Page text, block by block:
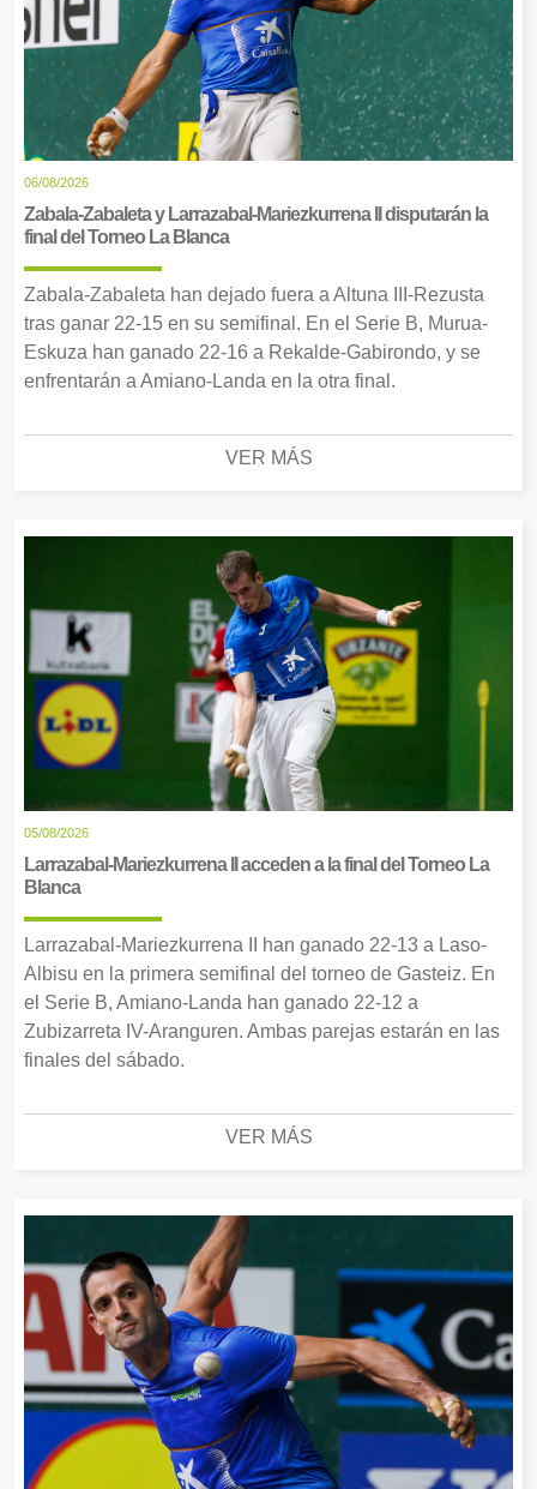
06/08/2026
Zabala-Zabaleta y Larrazabal-Mariezkurrena II disputarán la
final del Torneo La Blanca
Zabala-Zabaleta han dejado fuera a Altuna III-Rezusta
tras ganar 22-15 en su semifinal. En el Serie B, Murua-
Eskuza han ganado 22-16 a Rekalde-Gabirondo, y se
enfrentarán a Amiano-Landa en la otra final.
VER MÁS
05/08/2026
Larrazabal-Mariezkurrena II acceden a la final del Torneo La
Blanca
Larrazabal-Mariezkurrena II han ganado 22-13 a Laso-
Albisu en la primera semifinal del torneo de Gasteiz. En
el Serie B, Amiano-Landa han ganado 22-12 a
Zubizarreta IV-Aranguren. Ambas parejas estarán en las
finales del sábado.
VER MÁS